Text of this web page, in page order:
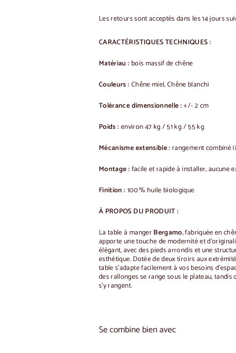
Les retours sont acceptés dans les 14 jours
CARACTÉRISTIQUES TECHNIQUES :
Matériau : bois massif de chêne
Couleurs :Chêne miel, Chêne blanchi
Tolérance dimensionnelle :+/- 2 cm
Poids :environ 47 kg / 51 kg / 55 kg
Mécanisme extensible :rangement combiné
Montage :facile et rapide à installer, aucune
Finition :100 % huile biologique
À PROPOS DU PRODUIT :
La table à mangerBergamo, fabriquée en
apporte une touche de modernité et
élégant, avec des pieds arrondis et une
esthétique. Dotée de deux tiroirs aux
table s'adapte facilement à vos besoins
des rallonges se range sous le plateau,
s'y rangent.
Se combine bien avec